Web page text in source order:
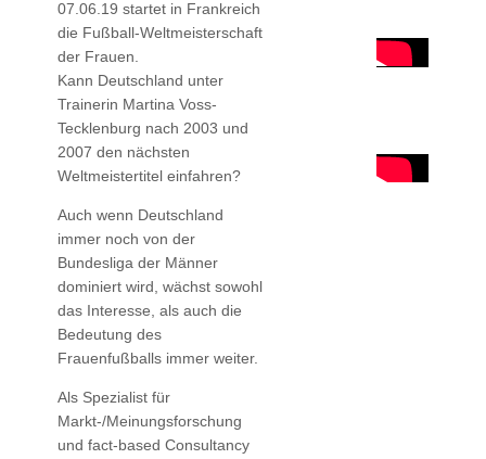
07.06.19 startet in Frankreich
die Fußball-Weltmeisterschaft
der Frauen.
Kann Deutschland unter
Trainerin Martina Voss-
Tecklenburg nach 2003 und
2007 den nächsten
Weltmeistertitel einfahren?
Auch wenn Deutschland
immer noch von der
Bundesliga der Männer
dominiert wird, wächst sowohl
das Interesse, als auch die
Bedeutung des
Frauenfußballs immer weiter.
Als Spezialist für
Markt-/Meinungsforschung
und fact-based Consultancy